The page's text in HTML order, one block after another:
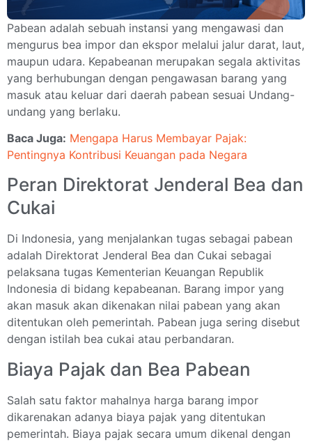
Pabean adalah sebuah instansi yang mengawasi dan
mengurus bea impor dan ekspor melalui jalur darat, laut,
maupun udara. Kepabeanan merupakan segala aktivitas
yang berhubungan dengan pengawasan barang yang
masuk atau keluar dari daerah pabean sesuai Undang-
undang yang berlaku.
Baca Juga: Mengapa Harus Membayar Pajak:
Pentingnya Kontribusi Keuangan pada Negara
Peran Direktorat Jenderal Bea dan
Cukai
Di Indonesia, yang menjalankan tugas sebagai pabean
adalah Direktorat Jenderal Bea dan Cukai sebagai
pelaksana tugas Kementerian Keuangan Republik
Indonesia di bidang kepabeanan. Barang impor yang
akan masuk akan dikenakan nilai pabean yang akan
ditentukan oleh pemerintah. Pabean juga sering disebut
dengan istilah bea cukai atau perbandaran.
Biaya Pajak dan Bea Pabean
Salah satu faktor mahalnya harga barang impor
dikarenakan adanya biaya pajak yang ditentukan
pemerintah. Biaya pajak secara umum dikenal dengan